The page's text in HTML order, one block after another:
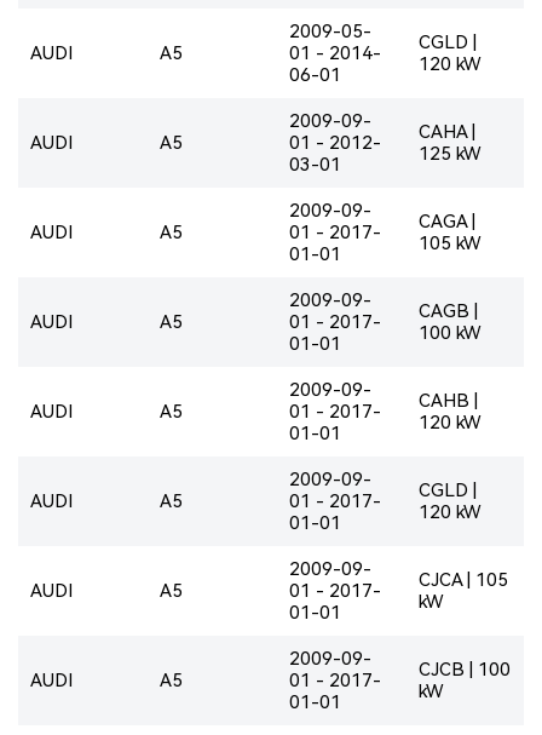
AUDI A5
2009-05-
01 - 2014-
06-01
CGLD |
120 kW
AUDI A5
2009-09-
01 - 2012-
03-01
CAHA |
125 kW
AUDI A5
2009-09-
01 - 2017-
01-01
CAGA |
105 kW
AUDI A5
2009-09-
01 - 2017-
01-01
CAGB |
100 kW
AUDI A5
2009-09-
01 - 2017-
01-01
CAHB |
120 kW
AUDI A5
2009-09-
01 - 2017-
01-01
CGLD |
120 kW
AUDI A5
2009-09-
01 - 2017-
01-01
CJCA | 105
kW
AUDI A5
2009-09-
01 - 2017-
01-01
CJCB | 100
kW